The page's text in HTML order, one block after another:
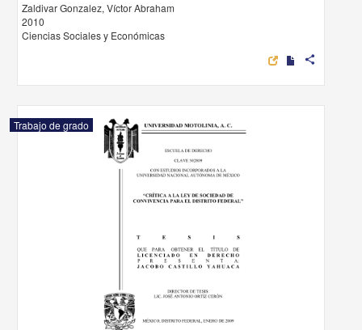
Zaldivar Gonzalez, Víctor Abraham
2010
Ciencias Sociales y Económicas
share
Trabajo de grado